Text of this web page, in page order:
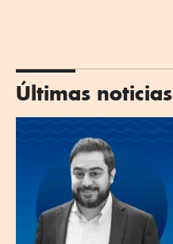
Últimas noticias